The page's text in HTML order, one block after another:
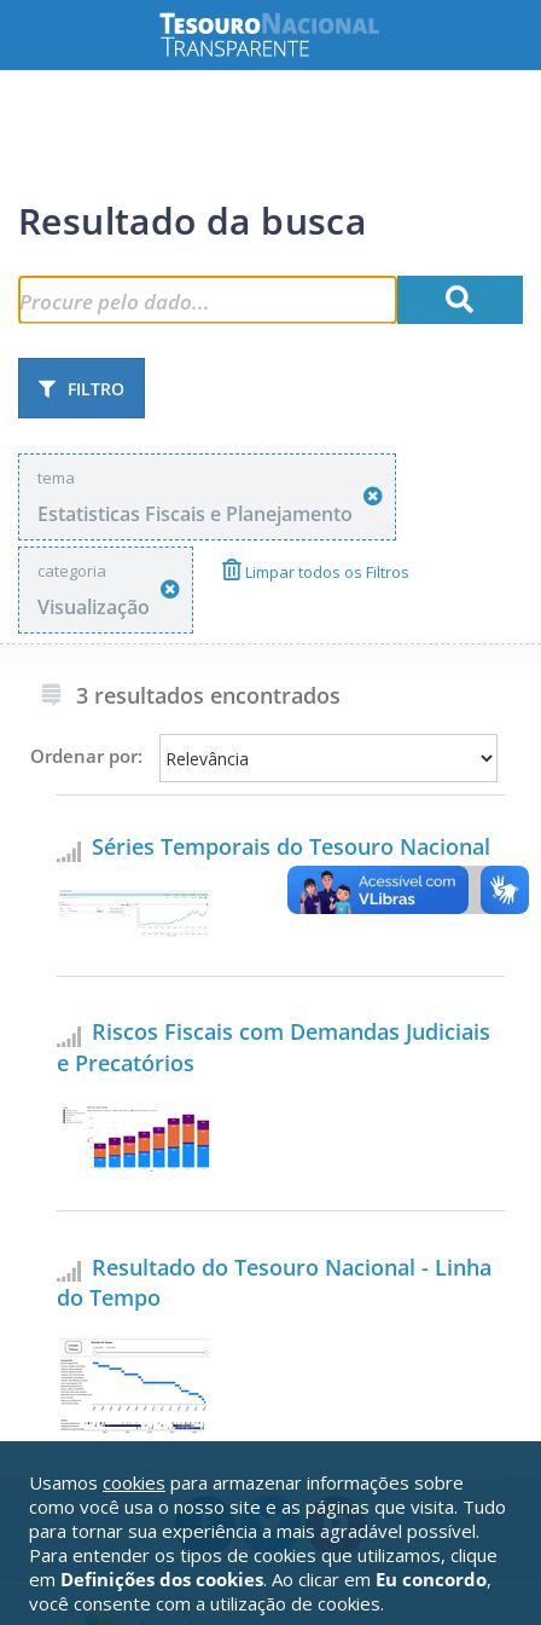
Resultado da busca
FILTRO
tema
Estatisticas Fiscais e Planejamento
categoria
Visualização
Limpar todos os Filtros
3 resultados encontrados
Ordenar por:
Séries Temporais do Tesouro Nacional
Riscos Fiscais com Demandas Judiciais
e Precatórios
Resultado do Tesouro Nacional - Linha
do Tempo
Usamos cookies para armazenar informações sobre
como você usa o nosso site e as páginas que visita. Tudo
para tornar sua experiência a mais agradável possível.
Para entender os tipos de cookies que utilizamos, clique
em Definições dos cookies. Ao clicar em Eu concordo,
você consente com a utilização de cookies.